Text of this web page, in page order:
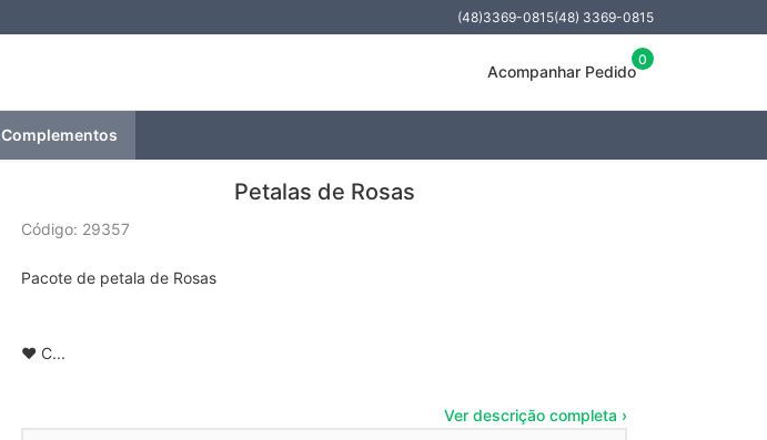
(48)3369-0815(48) 3369-0815
Acompanhar Pedido
0
Complementos
Petalas de Rosas
Código: 29357
Pacote de petala de Rosas
❤️ C...
Ver descrição completa ›